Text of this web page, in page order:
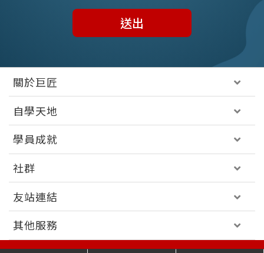
送出
關於巨匠
自學天地
學員成就
社群
友站連結
其他服務